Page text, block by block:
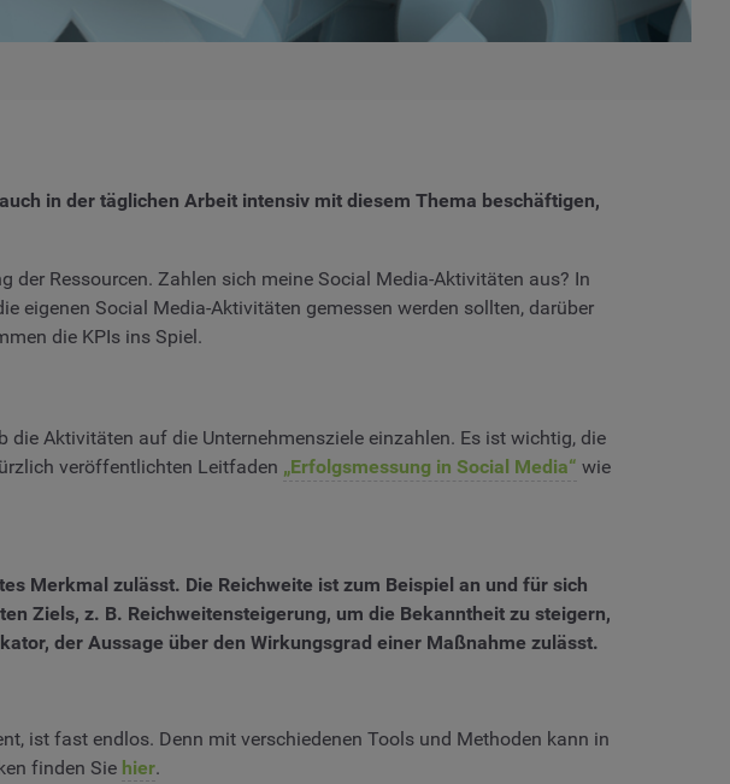
in der täglichen Arbeit intensiv mit diesem Thema beschäftigen,
Ressourcen. Zahlen sich meine Social Media-Aktivitäten aus? In
eigenen Social Media-Aktivitäten gemessen werden sollten, darüber
die KPIs ins Spiel.
die Aktivitäten auf die Unternehmensziele einzahlen. Es ist wichtig, die
veröffentlichten Leitfaden „Erfolgsmessung in Social Media“ wie
Merkmal zulässt. Die Reichweite ist zum Beispiel an und für sich
Ziels, z. B. Reichweitensteigerung, um die Bekanntheit zu steigern,
der Aussage über den Wirkungsgrad einer Maßnahme zulässt.
ist fast endlos. Denn mit verschiedenen Tools und Methoden kann in
finden Sie hier.